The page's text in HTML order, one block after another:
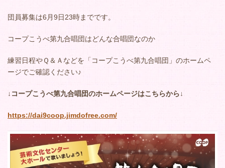
団員募集は6月9日23時までです。
コープこうべ第九合唱団はどんな合唱団なのか
練習日程やＱ＆Ａなどを「コープこうべ第九合唱団」のホームペ
ージでご確認ください♪
↓コープこうべ第九合唱団のホームページはこちらから↓
https://dai9coop.jimdofree.com/